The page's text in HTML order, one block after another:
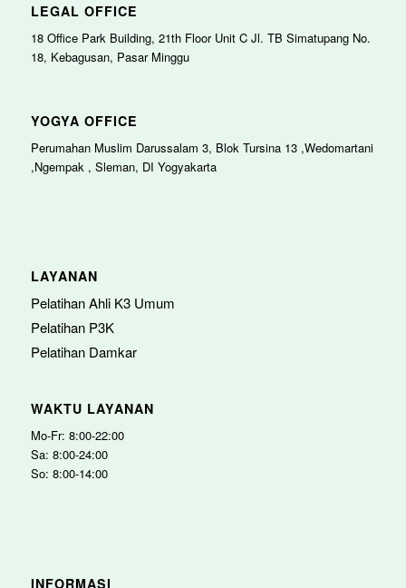
LEGAL OFFICE
18 Office Park Building, 21th Floor Unit C Jl. TB Simatupang No.
18, Kebagusan, Pasar Minggu
YOGYA OFFICE
Perumahan Muslim Darussalam 3, Blok Tursina 13 ,Wedomartani
,Ngempak , Sleman, DI Yogyakarta
LAYANAN
Pelatihan Ahli K3 Umum
Pelatihan P3K
Pelatihan Damkar
WAKTU LAYANAN
Mo-Fr: 8:00-22:00
Sa: 8:00-24:00
So: 8:00-14:00
INFORMASI